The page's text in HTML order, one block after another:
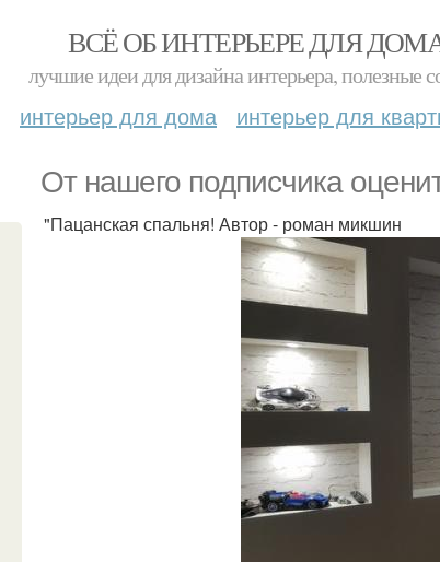
ВСЁ ОБ ИНТЕРЬЕРЕ ДЛЯ
лучшие идеи для дизайна интерьера, полезные
интерьер для дома интерьер для
От нашего подписчика
"Пацанская спальня! Автор - роман микшин